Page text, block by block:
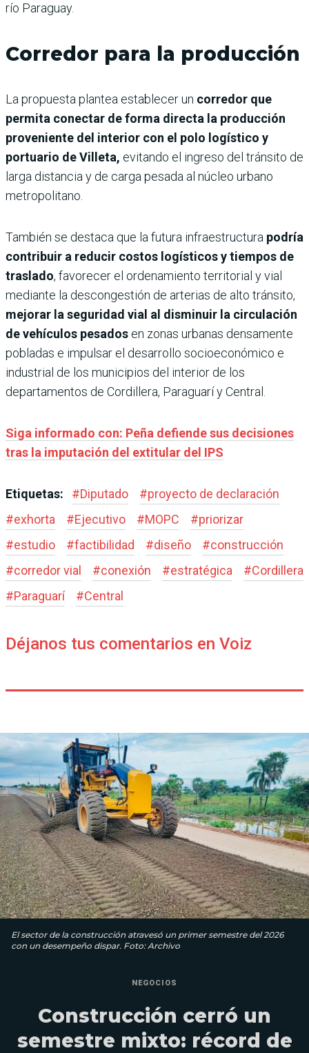
río Paraguay.
Corredor para la producción
La propuesta plantea establecer un corredor que
permita conectar de forma directa la producción
proveniente del interior con el polo logístico y
portuario de Villeta, evitando el ingreso del tránsito de
larga distancia y de carga pesada al núcleo urbano
metropolitano.
También se destaca que la futura infraestructura podría
contribuir a reducir costos logísticos y tiempos de
traslado, favorecer el ordenamiento territorial y vial
mediante la descongestión de arterias de alto tránsito,
mejorar la seguridad vial al disminuir la circulación
de vehículos pesados en zonas urbanas densamente
pobladas e impulsar el desarrollo socioeconómico e
industrial de los municipios del interior de los
departamentos de Cordillera, Paraguarí y Central.
Siga informado con: Peña defiende sus decisiones
tras la imputación del extitular del IPS
Etiquetas: #Diputado #proyecto de declaración
#exhorta #Ejecutivo #MOPC #priorizar
#estudio #factibilidad #diseño #construcción
#corredor vial #conexión #estratégica #Cordillera
#Paraguarí #Central
Déjanos tus comentarios en Voiz
El sector de la construcción atravesó un primer semestre del 2026
con un desempeño dispar. Foto: Archivo
NEGOCIOS
Construcción cerró un
semestre mixto: récord de